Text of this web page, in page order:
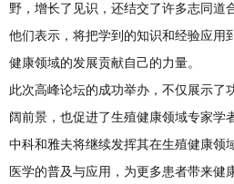
野，增长了见识，还结交了许多志同道
他们表示，将把学到的知识和经验应用
健康领域的发展贡献自己的力量。
此次高峰论坛的成功举办，不仅展示了
阔前景，也促进了生殖健康领域专家学
中科和雅夫将继续发挥其在生殖健康领
医学的普及与应用，为更多患者带来健